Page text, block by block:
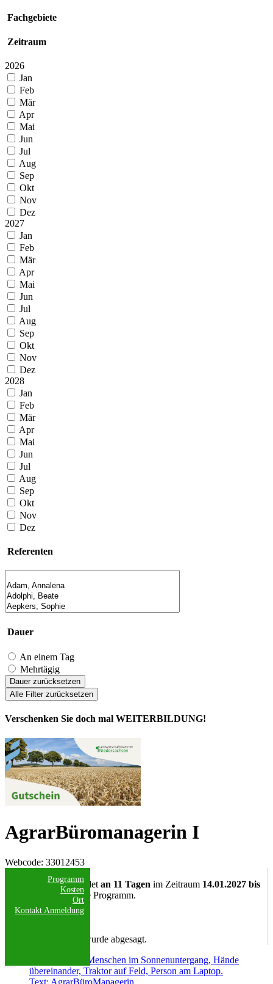
Fachgebiete
Zeitraum
2026
Jan
Feb
Mär
Apr
Mai
Jun
Jul
Aug
Sep
Okt
Nov
Dez
2027
Jan
Feb
Mär
Apr
Mai
Jun
Jul
Aug
Sep
Okt
Nov
Dez
2028
Jan
Feb
Mär
Apr
Mai
Jun
Jul
Aug
Sep
Okt
Nov
Dez
Referenten
Dauer
An einem Tag
Mehrtägig
Dauer zurücksetzen
Alle Filter zurücksetzen
Verschenken Sie doch mal WEITERBILDUNG!
AgrarBüromanagerin I
Webcode: 33012453
Programm
Kosten
Ort
Kontakt Anmeldung
Die Veranstaltung findet an 11 Tagen im Zeitraum 14.01.2027 bis
statt, siehe Programm.
Weitere Termine
Anmeldeschluss:
Diese Veranstaltung wurde abgesagt.